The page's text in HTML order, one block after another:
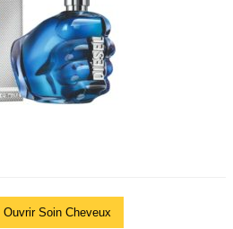
Ouvrir Soin Cheveux